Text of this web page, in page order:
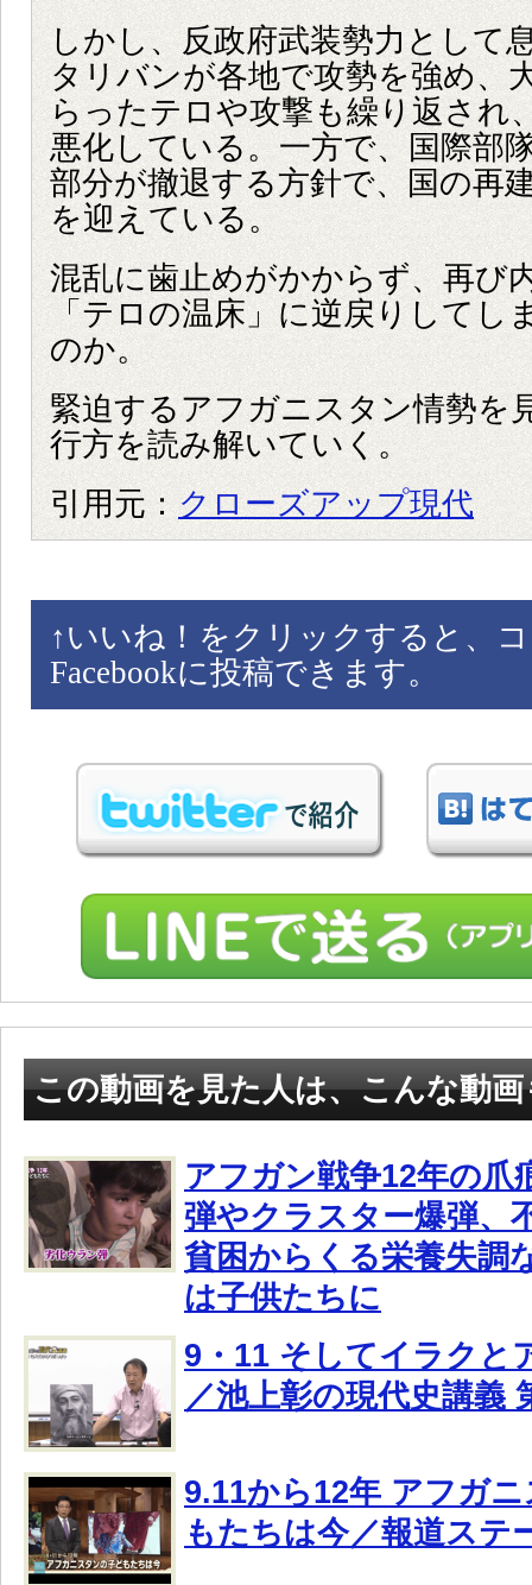
しかし、反政府武装勢力として
タリバンが各地で攻勢を強め、
らったテロや攻撃も繰り返され
悪化している。一方で、国際部
部分が撤退する方針で、国の再
を迎えている。
混乱に歯止めがかからず、再び
「テロの温床」に逆戻りしてし
のか。
緊迫するアフガニスタン情勢を
行方を読み解いていく。
引用元： クローズアップ現代
↑ いいね！をクリックすると、
Facebookに投稿できます。
この動画を見た人は、こんな動
アフガン戦争12年の爪
弾やクラスター爆弾、
貧困からくる栄養失調
は子供たちに
9・11 そしてイラクと
／池上彰の現代史講義
9.11から12年 アフガ
もたちは今／報道ステ